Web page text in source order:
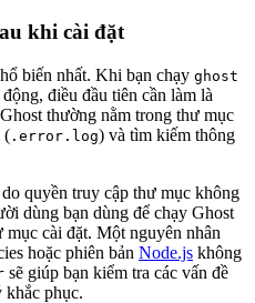
khi cài đặt
biến nhất. Khi bạn chạy ghost
điều đầu tiên cần làm là
thường nằm trong thư mục
( .error.log) và tìm kiếm thông
quyền truy cập thư mục không
dùng bạn dùng để chạy Ghost
cài đặt. Một nguyên nhân
hoặc phiên bản Node.js không
sẽ giúp bạn kiểm tra các vấn đề
khắc phục.